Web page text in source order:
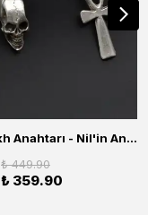
2'li Ankh Anahtarı - Nil'in Anahtarı - Kuru Kafa Erkek Kadın Kolye Seti
₺ 449.90
₺ 359.90